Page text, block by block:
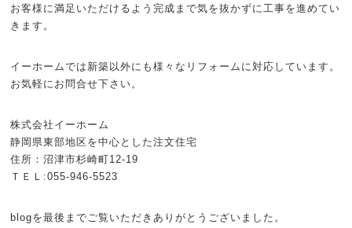
お客様に満足いただけるよう完成まで気を抜かずに工事を進めてい
きます。
イーホームでは新築以外にも様々なリフォームに対応しています。
お気軽にお問合せ下さい。
株式会社イーホーム
静岡県東部地区を中心とした注文住宅
住所：沼津市杉崎町12-19
ＴＥＬ:055-946-5523
blogを最後までご覧いただきありがとうございました。